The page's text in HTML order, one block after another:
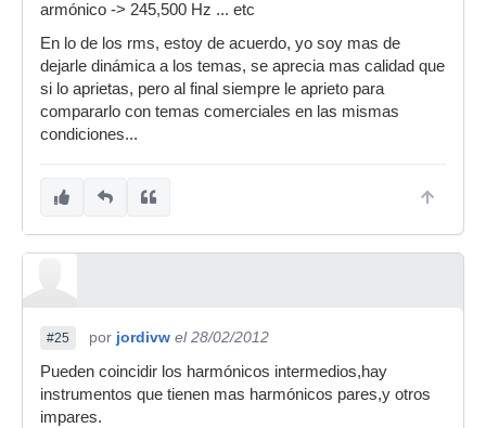
armónico -> 245,500 Hz ... etc
En lo de los rms, estoy de acuerdo, yo soy mas de
dejarle dinámica a los temas, se aprecia mas calidad que
si lo aprietas, pero al final siempre le aprieto para
compararlo con temas comerciales en las mismas
condiciones...
#25 por jordivw el 28/02/2012
Pueden coincidir los harmónicos intermedios,hay
instrumentos que tienen mas harmónicos pares,y otros
impares.